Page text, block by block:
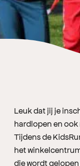
Leuk dat jij je
hardlopen en
Tijdens de
het
die wordt gelopen